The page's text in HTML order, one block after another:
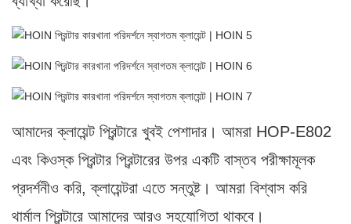
আমাদের ক্লায়েন্ট প্রিন্টারে খুবই পেশাদার। আমরা HOP-E802
এবং কিওস্ক প্রিন্টার প্রিন্টারের উপর একটি বাস্তব পরীক্ষামূলক
প্রদর্শনীও করি, ক্লায়েন্টরা এতে সন্তুষ্ট। আমরা বিশ্বাস করি
থার্মাল প্রিন্টারে আমাদের আরও সহযোগিতা থাকবে।